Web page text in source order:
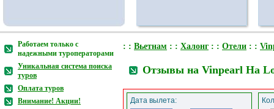
Работаем только с
надежными туроператорами
Уникальная система поиска
туров
Оплата туров
Внимание! Акции!
: : Вьетнам : : Халонг : : Отели : :
Отзывы на Vinpearl Ha
Дата вылета: